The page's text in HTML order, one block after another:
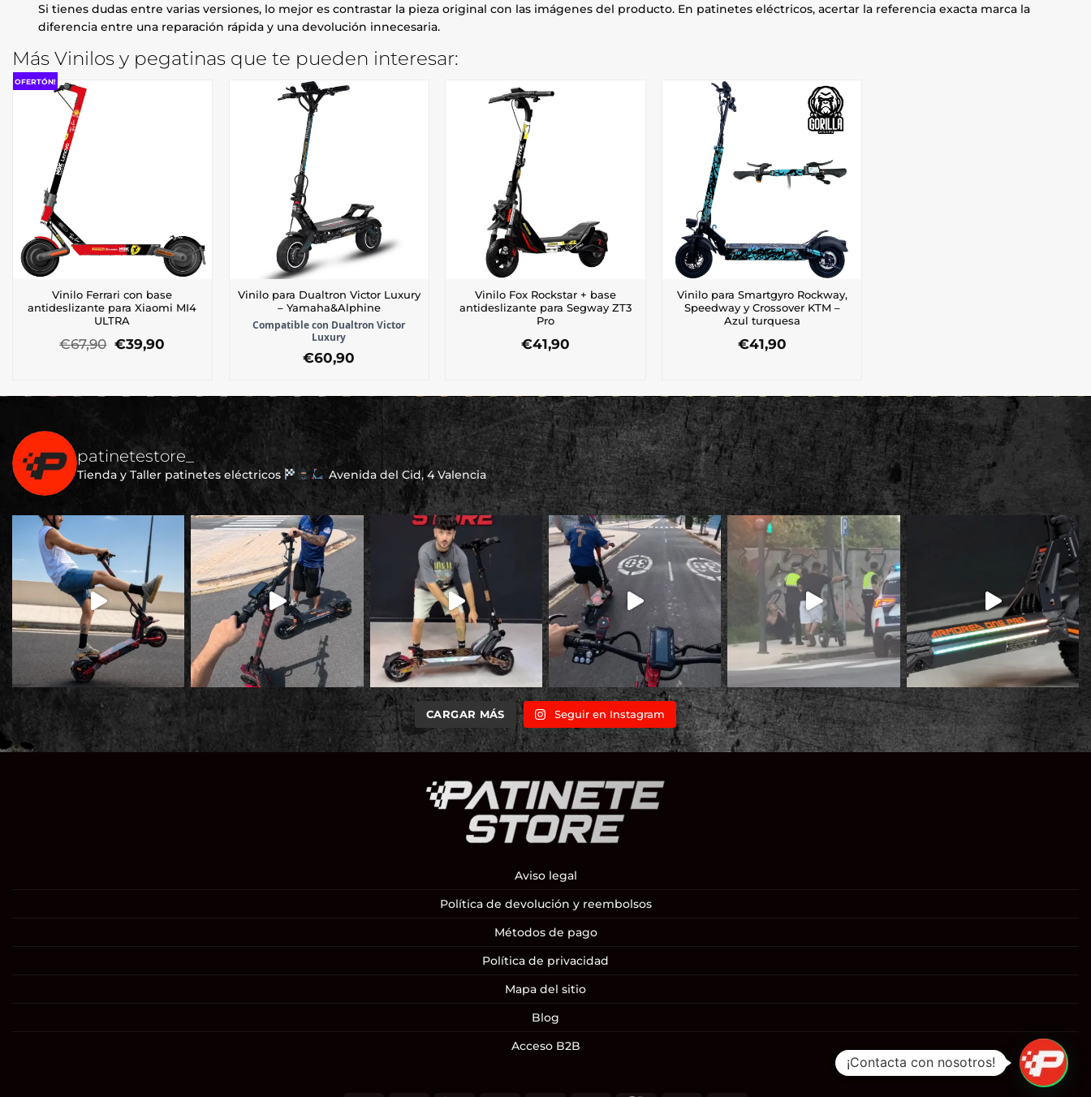
Si tienes dudas entre varias versiones, lo mejor es contrastar la pieza original con las imágenes del producto. En patinetes eléctricos, acertar la referencia exacta marca la
diferencia entre una reparación rápida y una devolución innecesaria.
Más Vinilos y pegatinas que te pueden interesar:
OFERTÓN!
Vinilo Ferrari con base
antideslizante para Xiaomi MI4
ULTRA
€67,90 El
precio
€67,90.
€39,90
€39,90.
Vinilo para Dualtron Victor Luxury
– Yamaha&Alphine
Compatible con Dualtron Victor
Luxury
€60,90
Vinilo Fox Rockstar + base
antideslizante para Segway ZT3
Pro
€41,90
Vinilo para Smartgyro Rockway,
Speedway y Crossover KTM –
Azul turquesa
€41,90
patinetestore_
Tienda y Taller patinetes eléctricos Avenida del Cid, 4 Valencia
CARGAR MÁS Seguir en Instagram
Aviso legal
Política de devolución y reembolsos
Métodos de pago
Política de privacidad
Mapa del sitio
Blog
Acceso B2B
¡Contacta con nosotros!